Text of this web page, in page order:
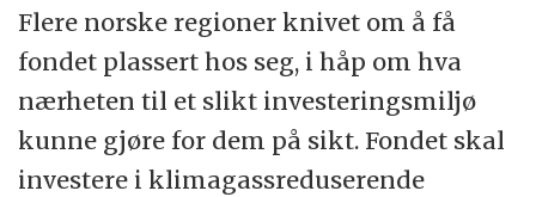
Flere norske regioner knivet om å få
fondet plassert hos seg, i håp om hva
nærheten til et slikt investeringsmiljø
kunne gjøre for dem på sikt. Fondet skal
investere i klimagassreduserende